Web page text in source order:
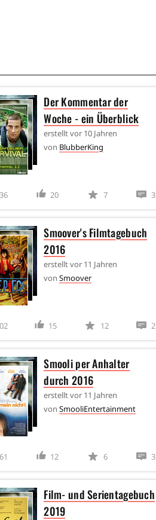
Der Kommentar der
Woche - ein Überblick
erstelltvor 10 Jahren
von BlubberKing
20 7 3
Smoover's Filmtagebuch
2016
erstelltvor 11 Jahren
von Smoover
15 12 2
Smooli per Anhalter
durch 2016
erstelltvor 11 Jahren
von SmooliEntertainment
12 6 3
Film- und Serientagebuch
2019